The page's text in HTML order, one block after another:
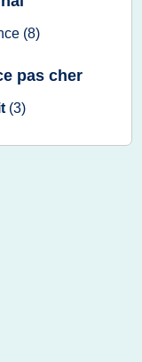
(8)
pas cher
(3)